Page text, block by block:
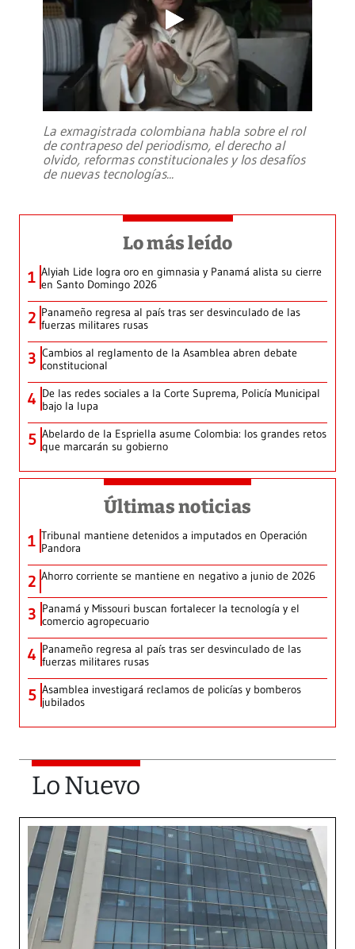
La exmagistrada colombiana habla sobre el rol
de contrapeso del periodismo, el derecho al
olvido, reformas constitucionales y los desafíos
de nuevas tecnologías...
Lo más leído
1 Alyiah Lide logra oro en gimnasia y Panamá alista su cierre
en Santo Domingo 2026
2 Panameño regresa al país tras ser desvinculado de las
fuerzas militares rusas
3 Cambios al reglamento de la Asamblea abren debate
constitucional
4 De las redes sociales a la Corte Suprema, Policía Municipal
bajo la lupa
5 Abelardo de la Espriella asume Colombia: los grandes retos
que marcarán su gobierno
Últimas noticias
1 Tribunal mantiene detenidos a imputados en Operación
Pandora
2 Ahorro corriente se mantiene en negativo a junio de 2026
3 Panamá y Missouri buscan fortalecer la tecnología y el
comercio agropecuario
4 Panameño regresa al país tras ser desvinculado de las
fuerzas militares rusas
5 Asamblea investigará reclamos de policías y bomberos
jubilados
Lo Nuevo